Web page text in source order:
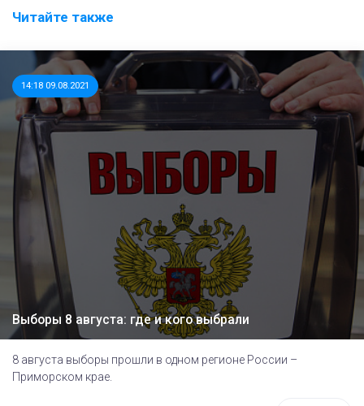
Читайте также
14:18 09.08.2021
Выборы 8 августа: где и кого выбрали
8 августа выборы прошли в одном регионе России –
Приморском крае.